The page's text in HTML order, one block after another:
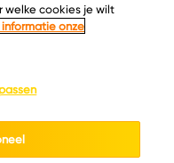
Ontdek
Keurmerken
welke cookies je wilt
onze